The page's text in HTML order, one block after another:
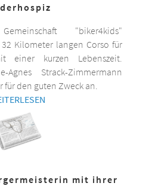
"biker4kids"
Kilometer langen Corso für
einer kurzen Lebenszeit.
Agnes Strack-Zimmermann
den guten Zweck an.
mit ihrer